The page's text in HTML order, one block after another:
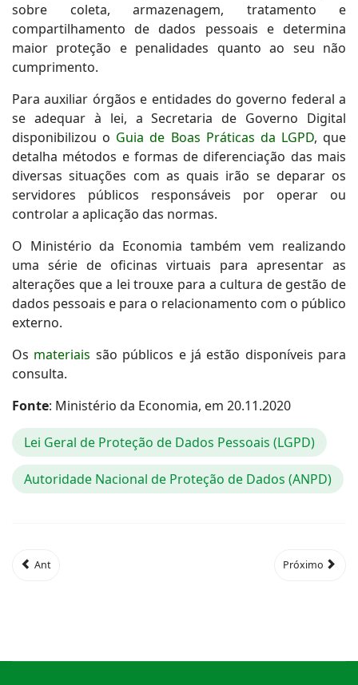
sobre coleta, armazenagem, tratamento e
compartilhamento de dados pessoais e determina
maior proteção e penalidades quanto ao seu não
cumprimento.
Para auxiliar órgãos e entidades do governo federal a
se adequar à lei, a Secretaria de Governo Digital
disponibilizou o Guia de Boas Práticas da LGPD, que
detalha métodos e formas de diferenciação das mais
diversas situações com as quais irão se deparar os
servidores públicos responsáveis por operar ou
controlar a aplicação das normas.
O Ministério da Economia também vem realizando
uma série de oficinas virtuais para apresentar as
alterações que a lei trouxe para a cultura de gestão de
dados pessoais e para o relacionamento com o público
externo.
Os materiais são públicos e já estão disponíveis para
consulta.
Fonte: Ministério da Economia, em 20.11.2020
Lei Geral de Proteção de Dados Pessoais (LGPD)
Autoridade Nacional de Proteção de Dados (ANPD)
Ant Próximo